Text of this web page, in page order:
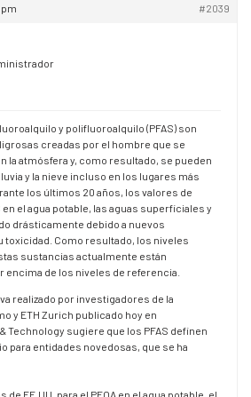
#2039
y polifluoroalquilo (PFAS) son
creadas por el hombre que se
la atmósfera y, como resultado, se pueden
y la nieve incluso en los lugares más
los últimos 20 años, los valores de
en el agua potable, las aguas superficiales y
drásticamente debido a nuevos
Como resultado, los niveles
sustancias actualmente están
de los niveles de referencia.
realizado por investigadores de la
y ETH Zurich publicado hoy en
Technology sugiere que los PFAS definen
para entidades novedosas, que se ha
de EE.UU. para el PFOA en el agua potable, el